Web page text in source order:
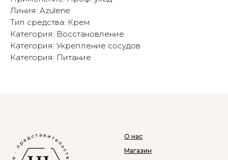
Линия: Azulene
Тип средства: Крем
Категория: Восстановление
Категория: Укрепление сосудов
Категория: Питание
О нас
Магазин